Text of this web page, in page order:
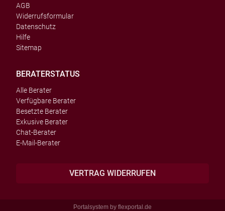
AGB
Widerrufsformular
Datenschutz
Hilfe
Sitemap
BERATERSTATUS
Alle Berater
Verfügbare Berater
Besetzte Berater
Exkusive Berater
Chat-Berater
E-Mail-Berater
VERTRAG WIDERRUFEN
Portalsystem by flexportal.de